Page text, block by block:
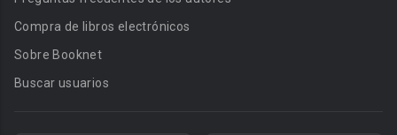
Compra de libros electrónicos
Sobre Booknet
Buscar usuarios